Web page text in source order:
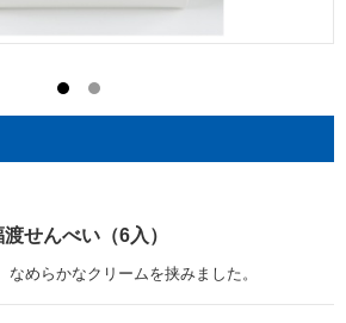
せんべい（6入）
めらかなクリームを挟みました。